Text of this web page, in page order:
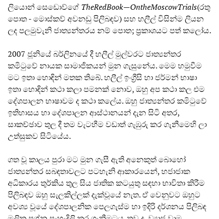
ලියොන් සෙඩොව්ගේ TheRedBook—OntheMoscowTrials(රතු
පොත - මොස්කව් අවනඩු පිලිබඳව) සහ හලීල් විසින්ම ලියන
ලද පලමුවැනි ජාත්‍යන්තරය නම් පොත; ප්‍රකාශයට පත් කලෝය.
2007 ජූනියේ බර්ලිනයේ දී හලීල් මුල්වරට ජාත්‍යන්තර
කමිටුවේ නායක සාමාජිකයන් මුන ගැසුනේය. මෙම හමුවීම
මට ඉතා හොඳින් මතක තිබේ. හලීල් ඉංග්‍රීසි හා ජර්මන් භාෂා
ඉතා හොඳින් කථා කලා පමනක් නොව, ඔහු අප කථා කල එම
දේශපාලන භාෂාවම ද කථා කලේය. ඔහු ජාත්‍යන්තර කමිටුවේ
ඉතිහාසය හා දේශපාලන ආස්ථානයන් දැන සිටි අතර,
සාකච්ඡාව තුල දී තම වැටහීම වඩාත් ගැඹුරු කර ගැනීමෙහි ලා
උත්සුකව සිටියේය.
ගත වූ කාලය පුරා මට මුන ගැසී ඇති අනෙකුත් බොහෝ
ජාත්‍යන්තර සබඳතාවලට පටහැනි ආකාරයෙන්, හජාජාක
අධිකාරය තුර්කිය තුල සිය ජාතික කටයුතු සඳහා භාවිතා කිරීම
පිලිබඳව ඔහු සැලකිල්ලක් දැක්වූයේ නැත. ඒ වෙනුවට ඔහුට
අවශ්‍ය වූයේ දේශපාලනික පෙලගැස්ම හා ඉදිරි දර්ශනය පිලිබඳ